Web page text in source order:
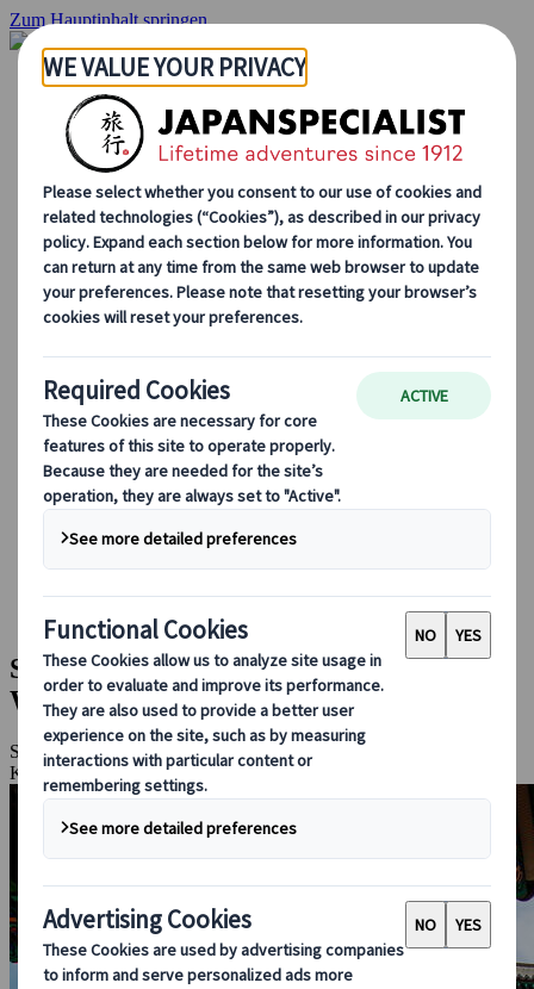
Zum Hauptinhalt springen
Startseite
Rundreisen
Individuelle Reisen
Gruppenreisen
Selbstfahrerreisen
Ausflüge
Massgeschneiderte Gruppenreisen
Japan Rail Pass
Wie wir arbeiten
Über uns
Treffen Sie unser Team
Werden Sie Teil unseres Teams
Saisonale Reisetipps
Highlights des Reiseziels
Kulturelle Einblicke
Kulinarische Erlebnisse
Entdecke Japan mit dem Zug
Häufig gestellte Fragen
Wichtige Informationen
Etikette in Japan
Autofahren in Japan
Bei uns buchen
Japan Rail Pass
Unterkunft
Online-Beratung
Südkorea & Japan: Die Highlights im
Wechsel der Jahreszeiten
Seoul, Suwon, Busan, Fukuoka, Hiroshima, Miyajima, Osaka,
Kyoto, Nara, Uji, Tokio